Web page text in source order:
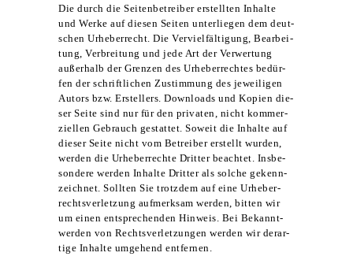
Die durch die Sei­ten­be­trei­ber erstell­ten Inhal­te
und Wer­ke auf die­sen Sei­ten unter­lie­gen dem deut­
schen Urhe­ber­recht. Die Ver­viel­fäl­ti­gung, Bear­bei­
tung, Ver­brei­tung und jede Art der Ver­wer­tung
außer­halb der Gren­zen des Urhe­ber­rech­tes bedür­
fen der schrift­li­chen Zustim­mung des jewei­li­gen
Autors bzw. Erstel­lers. Down­loads und Kopien die­
ser Sei­te sind nur für den pri­va­ten, nicht kom­mer­
zi­el­len Gebrauch gestat­tet. Soweit die Inhal­te auf
die­ser Sei­te nicht vom Betrei­ber erstellt wur­den,
wer­den die Urhe­ber­rech­te Drit­ter beach­tet. Ins­be­
son­de­re wer­den Inhal­te Drit­ter als sol­che gekenn­
zeich­net. Soll­ten Sie trotz­dem auf eine Urhe­ber­
rechts­ver­let­zung auf­merk­sam wer­den, bit­ten wir
um einen ent­spre­chen­den Hin­weis. Bei Bekannt­
wer­den von Rechts­ver­let­zun­gen wer­den wir der­ar­
ti­ge Inhal­te umge­hend entfernen.